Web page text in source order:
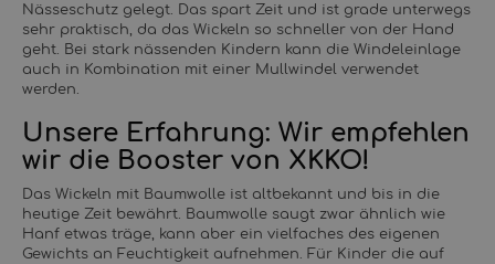
Nässeschutz gelegt. Das spart Zeit und ist grade unterwegs
sehr praktisch, da das Wickeln so schneller von der Hand
geht. Bei stark nässenden Kindern kann die Windeleinlage
auch in Kombination mit einer Mullwindel verwendet
werden.
Unsere Erfahrung: Wir empfehlen
wir die Booster von XKKO!
Das Wickeln mit Baumwolle ist altbekannt und bis in die
heutige Zeit bewährt. Baumwolle saugt zwar ähnlich wie
Hanf etwas träge, kann aber ein vielfaches des eigenen
Gewichts an Feuchtigkeit aufnehmen. Für Kinder die auf